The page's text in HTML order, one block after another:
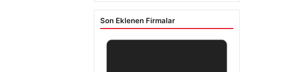
Son Eklenen Firmalar